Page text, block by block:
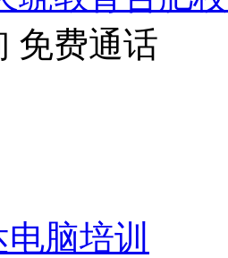
免费通话
脑培训